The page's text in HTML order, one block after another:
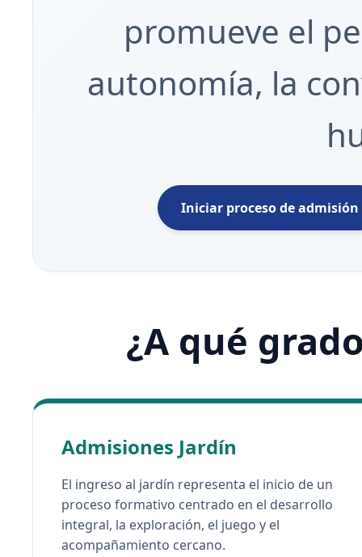
promueve el
autonomía, la
Iniciar proceso de admisión
¿A qué
Admisiones Jardín
El ingreso al jardín representa el inicio de un
proceso formativo centrado en el desarrollo
integral, la exploración, el juego y el
acompañamiento cercano.